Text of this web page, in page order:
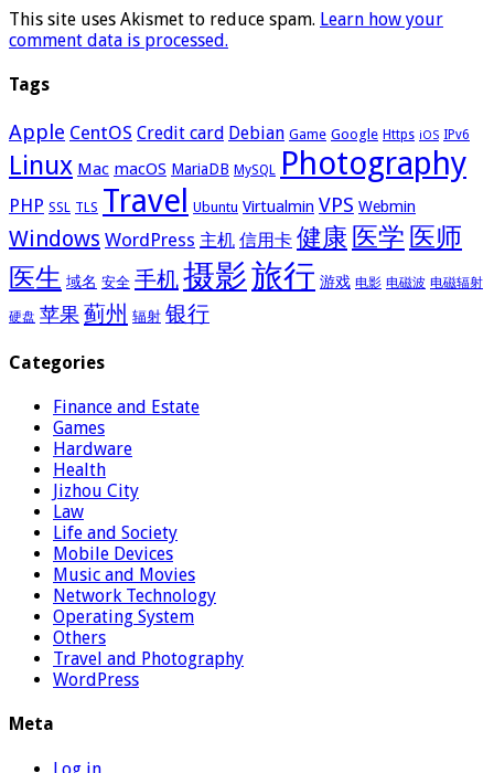
This site uses Akismet to reduce spam. Learn how your
comment data is processed.
Tags
Apple CentOS Credit card Debian Game Google Https iOS IPv6
Linux Mac macOS MariaDB MySQL Photography
PHP SSL TLS Travel Ubuntu Virtualmin VPS Webmin
Windows WordPress 主机 信用卡 健康 医学 医师
医生 域名 安全 手机摄影旅行 游戏 电影 电磁波 电磁辐射
硬盘 苹果 蓟州 辐射 银行
Categories
Finance and Estate
Games
Hardware
Health
Jizhou City
Law
Life and Society
Mobile Devices
Music and Movies
Network Technology
Operating System
Others
Travel and Photography
WordPress
Meta
Log in